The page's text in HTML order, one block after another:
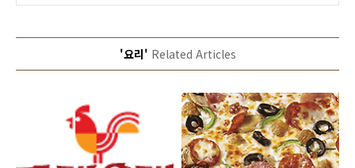
'요리' Related Articles